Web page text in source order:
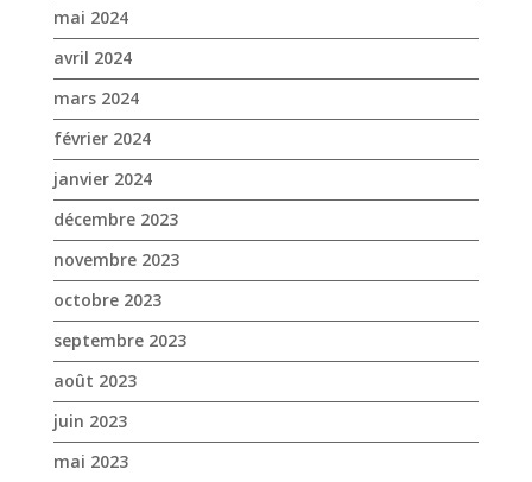
mai 2024
avril 2024
mars 2024
février 2024
janvier 2024
décembre 2023
novembre 2023
octobre 2023
septembre 2023
août 2023
juin 2023
mai 2023